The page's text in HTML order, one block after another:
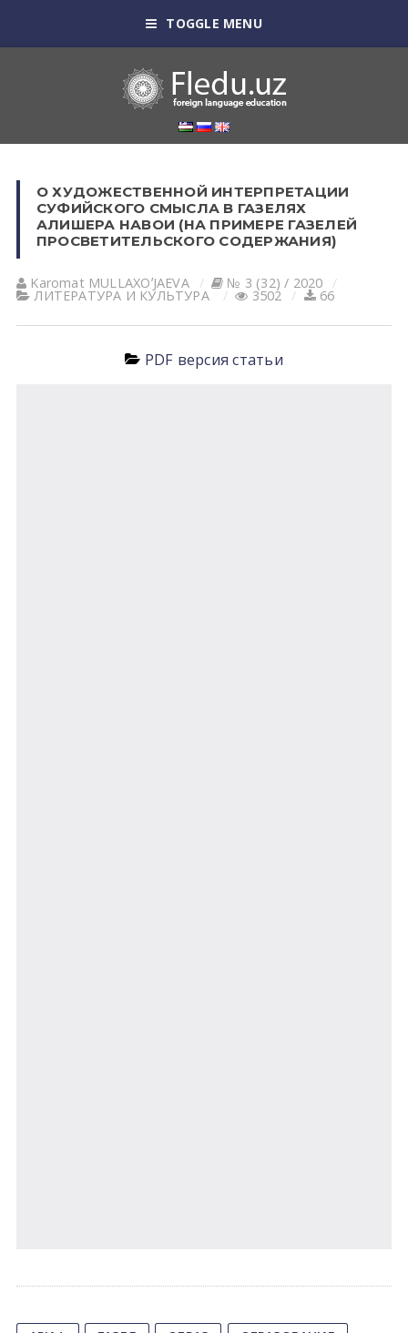
TOGGLE MENU
О ХУДОЖЕСТВЕННОЙ ИНТЕРПРЕТАЦИИ
СУФИЙСКОГО СМЫСЛА В ГАЗЕЛЯХ
АЛИШЕРА НАВОИ (НА ПРИМЕРЕ ГАЗЕЛЕЙ
ПРОСВЕТИТЕЛЬСКОГО СОДЕРЖАНИЯ)
Karomat MULLАXOʼJАEVА № 3 (32) / 2020
ЛИТЕРАТУРА И КУЛЬТУРА 3502 66
PDF версия статьи